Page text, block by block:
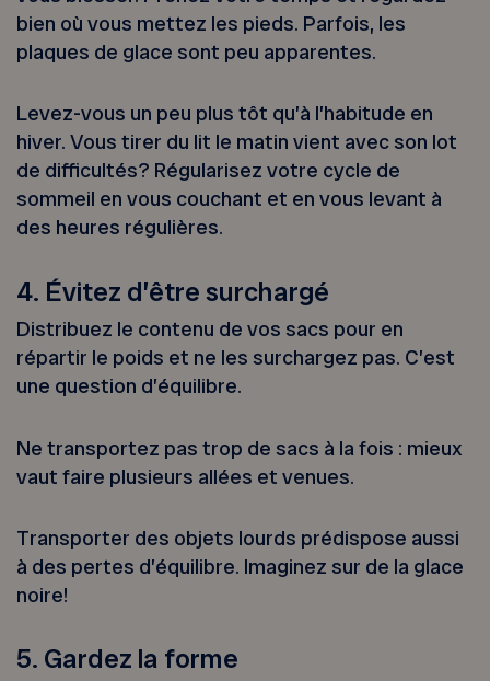
bien où vous mettez les pieds. Parfois, les
plaques de glace sont peu apparentes.
Levez-vous un peu plus tôt qu’à l’habitude en
hiver. Vous tirer du lit le matin vient avec son lot
de difficultés? Régularisez votre cycle de
sommeil en vous couchant et en vous levant à
des heures régulières.
4. Évitez d’être surchargé
Distribuez le contenu de vos sacs pour en
répartir le poids et ne les surchargez pas. C’est
une question d’équilibre.
Ne transportez pas trop de sacs à la fois : mieux
vaut faire plusieurs allées et venues.
Transporter des objets lourds prédispose aussi
à des pertes d’équilibre. Imaginez sur de la glace
noire!
5. Gardez la forme